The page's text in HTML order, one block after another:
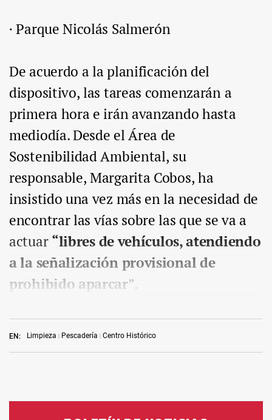
EN: Limpieza Pescadería Centro Histórico
· Parque Nicolás Salmerón
De acuerdo a la planificación del
dispositivo, las tareas comenzarán a
primera hora e irán avanzando hasta
mediodía. Desde el Área de
Sostenibilidad Ambiental, su
responsable, Margarita Cobos, ha
insistido una vez más en la necesidad de
encontrar las vías sobre las que se va a
actuar“libres de vehículos, atendiendo
a la señalización provisional de
prohibido aparcar”.